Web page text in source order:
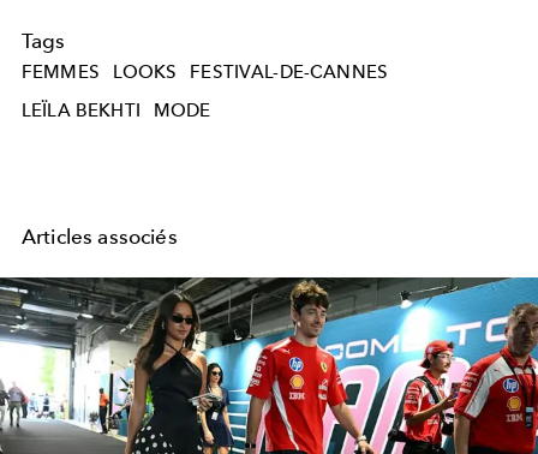
Tags
FEMMES LOOKS
FESTIVAL-DE-CANNES
LEÏLA BEKHTI
MODE
Articles associés